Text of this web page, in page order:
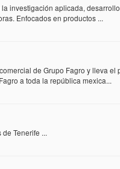
investigación aplicada,
Enfocados en productos ...
de Grupo Fagro y lleva el
a toda la república mexica...
Tenerife ...